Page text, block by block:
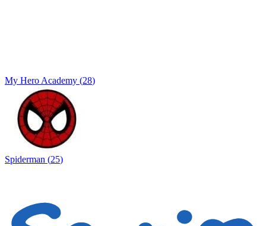
My Hero Academy (28)
Spiderman (25)